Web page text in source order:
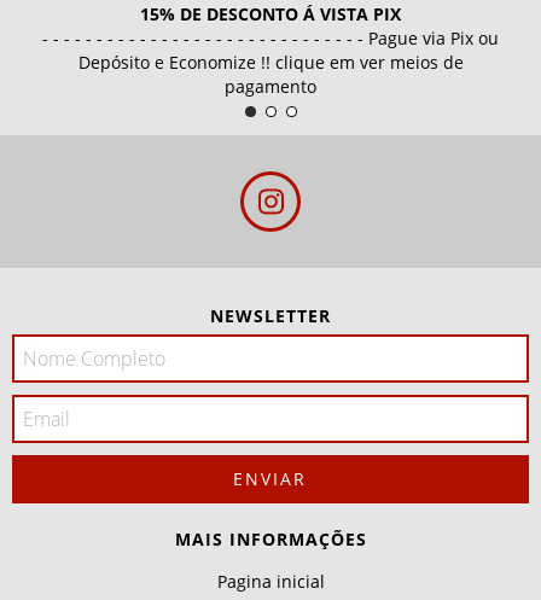
15% DE DESCONTO Á VISTA PIX
- - - - - - - - - - - - - - - - - - - - - - - - - - - - - - Pague via Pix ou
Depósito e Economize !! clique em ver meios de
pagamento
NEWSLETTER
MAIS INFORMAÇÕES
Pagina inicial